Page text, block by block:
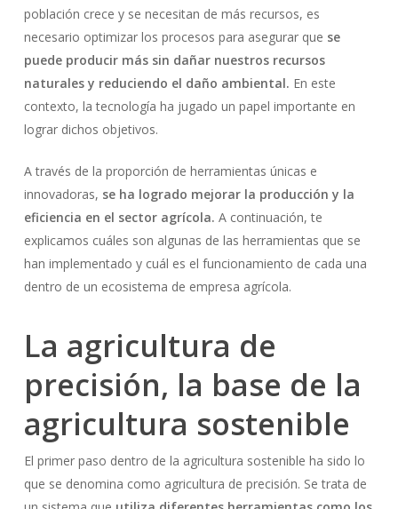
población crece y se necesitan de más recursos, es
necesario optimizar los procesos para asegurar que se
puede producir más sin dañar nuestros recursos
naturales y reduciendo el daño ambiental. En este
contexto, la tecnología ha jugado un papel importante en
lograr dichos objetivos.
A través de la proporción de herramientas únicas e
innovadoras, se ha logrado mejorar la producción y la
eficiencia en el sector agrícola. A continuación, te
explicamos cuáles son algunas de las herramientas que se
han implementado y cuál es el funcionamiento de cada una
dentro de un ecosistema de empresa agrícola.
La agricultura de
precisión, la base de la
agricultura sostenible
El primer paso dentro de la agricultura sostenible ha sido lo
que se denomina como agricultura de precisión. Se trata de